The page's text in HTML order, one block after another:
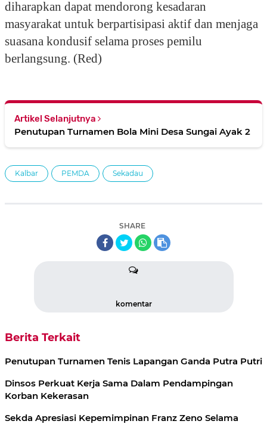
diharapkan dapat mendorong kesadaran
masyarakat untuk berpartisipasi aktif dan menjaga
suasana kondusif selama proses pemilu
berlangsung. (Red)
Artikel Selanjutnya
Penutupan Turnamen Bola Mini Desa Sungai Ayak 2
Kalbar PEMDA Sekadau
SHARE
komentar
Berita Terkait
Penutupan Turnamen Tenis Lapangan Ganda Putra Putri
Dinsos Perkuat Kerja Sama Dalam Pendampingan
Korban Kekerasan
Sekda Apresiasi Kepemimpinan Franz Zeno Selama